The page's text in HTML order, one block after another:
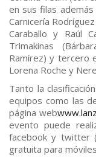
en sus filas
Carnicería
Caraballo y Raúl
Trimakinas
Ramírez) y tercero
Lorena Roche y
Tanto la
equipos como las
página web
evento puede
facebook y twitter
gratuita para